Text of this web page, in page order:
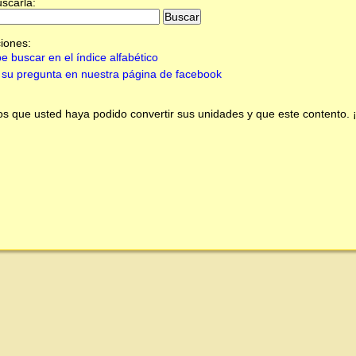
buscar en el índice alfabético
pregunta en nuestra página de facebook
que usted haya podido convertir sus unidades y que este contento.